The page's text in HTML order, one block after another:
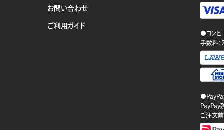
お問い合わせ
ご利用ガイド
●コンビ
手数料：
PayPay
ご注文前